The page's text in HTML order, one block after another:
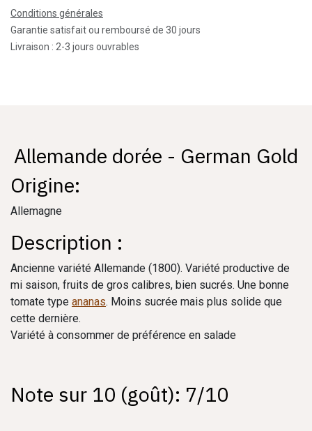
Conditions générales
Garantie satisfait ou remboursé de 30 jours
Livraison : 2-3 jours ouvrables
Allemande dorée - German Gold
Origine:
Allemagne
Description :
Ancienne variété Allemande (1800). Variété productive de
mi saison, fruits de gros calibres, bien sucrés. Une bonne
tomate type ananas. Moins sucrée mais plus solide que
cette dernière.
Variété à consommer de préférence en salade
Note sur 10 (goût): 7/10